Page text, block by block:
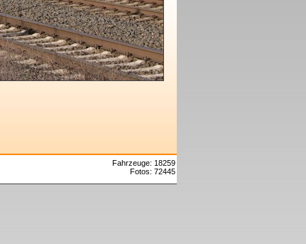
Fahrzeuge: 18259
Fotos: 72445